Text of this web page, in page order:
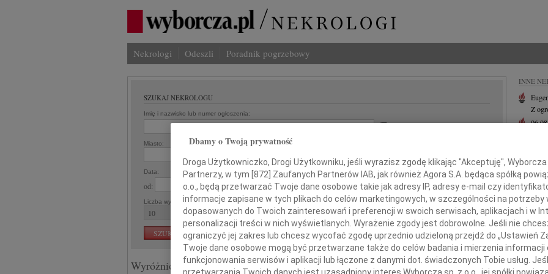
Nekrologi Odeszli Poradnik pogrzebowy
SZUKAJ NEKROLOGU
Imię i nazwisko lub numer ogłoszenia:
Miasto: Region:
Data:
od: do:
Liczba wyników na stronie:
Wyróżnione ogłoszenia:
INNE
Z
Nie
Z
+
Dbamy o Twoją prywatność
Droga Użytkowniczko, Drogi Użytkowniku, jeśli wyrazisz zgodę klikając "Akceptuję",
Partnerzy, w tym [ 872 ] Zaufanych Partnerów IAB, jak również Agora S.A. będąca spółką
o.o., będą przetwarzać Twoje dane osobowe takie jak adresy IP, adresy e-mail czy
informacje zapisane w tych plikach do celów marketingowych, w szczególności na potrzeby
dopasowanych do Twoich zainteresowań i preferencji w swoich serwisach, aplikacjach i w
personalizacji treści w nich wyświetlanych. Wyrażenie zgody jest dobrowolne. Jeśli nie
ograniczyć jej zakres lub chcesz wycofać zgodę uprzednio udzieloną przejdź do „Ustawień
Twoje dane osobowe mogą być przetwarzane także do celów badania i mierzenia
funkcjonowania serwisów i aplikacji lub łączone z danymi dot. świadczonych Tobie usług.